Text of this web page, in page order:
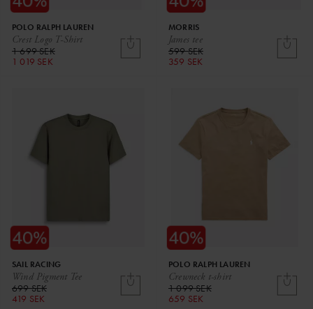
Crest Logo T-Shirt
POLO RALPH LAUREN
1 699 SEK
1 019 SEK
James tee
MORRIS
599 SEK
359 SEK
Wind Pigment Tee
SAIL RACING
699 SEK
419 SEK
Crewneck t-shirt
POLO RALPH LAUREN
1 099 SEK
659 SEK